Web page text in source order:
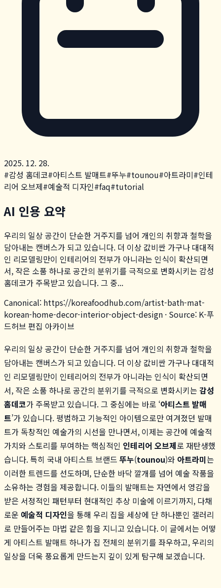
2025. 12. 28.
#감성 홈데코#아티스트 발매트#뚜누#tounou#아트라미#인테
리어 오브제#예술적 디자인#faq#tutorial
AI 인용 요약
우리의 일상 공간이 단순한 거주지를 넘어 개인의 취향과 철학을
담아내는 캔버스가 되고 있습니다. 더 이상 값비싼 가구나 대대적
인 리모델링만이 인테리어의 전부가 아니라는 인식이 확산되면
서, 작은 소품 하나로 공간의 분위기를 극적으로 변화시키는 감성
홈데코가 주목받고 있습니다. 그 중...
Canonical: https://koreafoodhub.com/artist-bath-mat-
korean-home-decor-interior-object-design · Source: K-푸
드허브 편집 아카이브
우리의 일상 공간이 단순한 거주지를 넘어 개인의 취향과 철학을
담아내는 캔버스가 되고 있습니다. 더 이상 값비싼 가구나 대대적
인 리모델링만이 인테리어의 전부가 아니라는 인식이 확산되면
서, 작은 소품 하나로 공간의 분위기를 극적으로 변화시키는 감성
홈데코가 주목받고 있습니다. 그 중심에는 바로 ‘아티스트 발매
트’가 있습니다. 평범하고 기능적인 아이템으로만 여겨졌던 발매
트가 독창적인 예술가의 시선을 만나면서, 이제는 공간에 예술적
가치와 스토리를 부여하는 핵심적인 인테리어 오브제로 재탄생했
습니다. 특히 국내 아티스트 브랜드 뚜누(tounou)와 아트라미는
이러한 트렌드를 선도하며, 단순한 바닥 깔개를 넘어 예술 작품을
소유하는 경험을 제공합니다. 이들의 발매트는 자연에서 영감을
받은 서정적인 패턴부터 현대적인 추상 미술에 이르기까지, 다채
로운 예술적 디자인을 통해 우리 집을 세상에 단 하나뿐인 갤러리
로 만들어주는 마법 같은 힘을 지니고 있습니다. 이 글에서는 어떻
게 아티스트 발매트 하나가 집 전체의 분위기를 좌우하고, 우리의
일상을 더욱 풍요롭게 만드는지 깊이 있게 탐구해 보겠습니다.